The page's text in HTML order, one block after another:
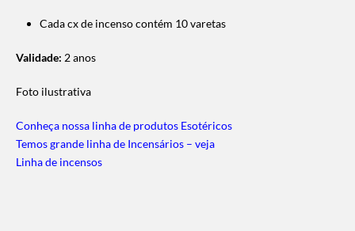
Cada cx de incenso contém 10 varetas
Validade: 2 anos
Foto ilustrativa
Conheça nossa linha de produtos Esotéricos
Temos grande linha de Incensários – veja
Linha de incensos